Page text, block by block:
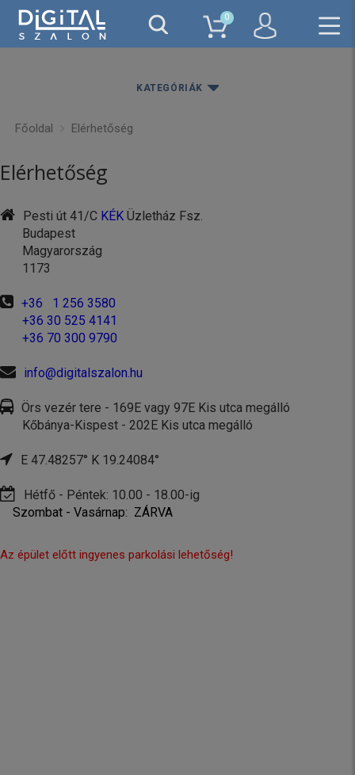
0
KATEGÓRIÁK
Főoldal Elérhetőség
Elérhetőség
Pesti út 41/C KÉK Üzletház Fsz.
Budapest
Magyarország
1173
+36 1 256 3580
+36 30 525 4141
+36 70 300 9790
info@digitalszalon.hu
Örs vezér tere - 169E vagy 97E Kis utca megálló
Kőbánya-Kispest - 202E Kis utca megálló
E 47.48257° K 19.24084°
Hétfő - Péntek: 10.00 - 18.00-ig
Szombat - Vasárnap: ZÁRVA
Az épület előtt ingyenes parkolási lehetőség!